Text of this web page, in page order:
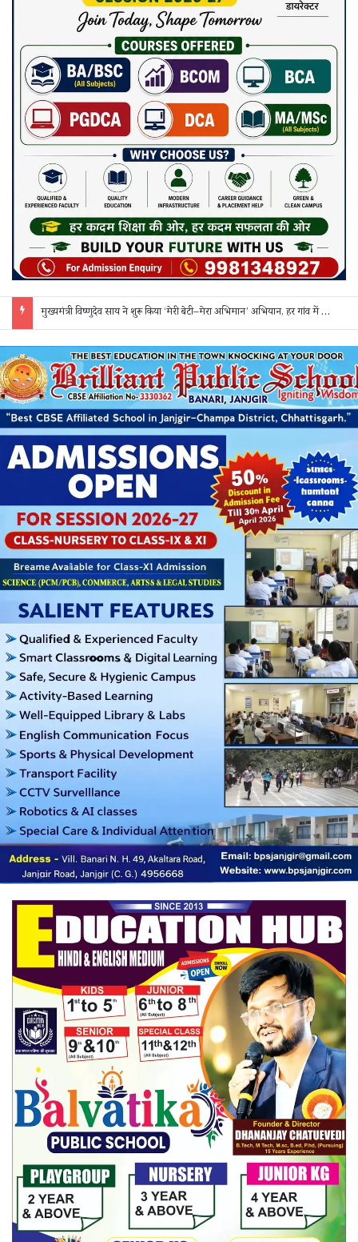
मुख्यमंत्री विष्णुदेव साय ने शुरू किया ‘मेरी बेटी–मेरा अभिमान’ अभियान, हर गांव में मुक्तिधाम और हर स्कूल में बालिका शौचालय